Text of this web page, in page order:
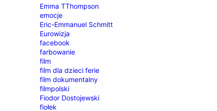
Emma TThompson
emocje
Eric-Emmanuel Schmitt
Eurowizja
facebook
farbowanie
film
film dla dzieci ferie
film dokumentalny
filmpolski
Fiodor Dostojewski
fiołek